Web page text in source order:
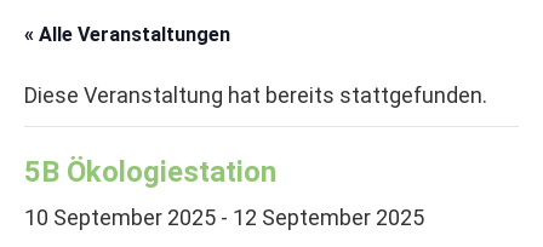
« Alle Veranstaltungen
Diese Veranstaltung hat bereits stattgefunden.
5B Ökologiestation
10 September 2025 - 12 September 2025